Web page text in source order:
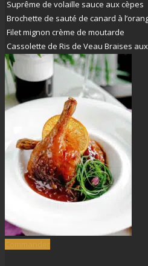
Suprême de volaille sauce aux cèpes
Brochette de sauté de canard à
Filet mignon crème de moutarde
Cassolette de Ris de Veau Braises
Commander